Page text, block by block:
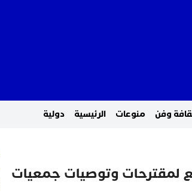
وفن منوعات الرئيسية دولية
لمقترحات وتوصيات جمعيات